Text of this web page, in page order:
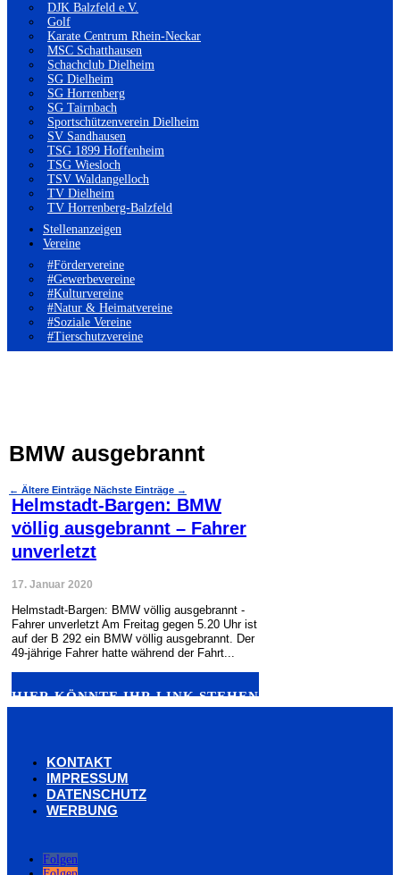
DJK Balzfeld e.V.
Golf
Karate Centrum Rhein-Neckar
MSC Schatthausen
Schachclub Dielheim
SG Dielheim
SG Horrenberg
SG Tairnbach
Sportschützenverein Dielheim
SV Sandhausen
TSG 1899 Hoffenheim
TSG Wiesloch
TSV Waldangelloch
TV Dielheim
TV Horrenberg-Balzfeld
Stellenanzeigen
Vereine
#Fördervereine
#Gewerbevereine
#Kulturvereine
#Natur & Heimatvereine
#Soziale Vereine
#Tierschutzvereine
BMW ausgebrannt
← Ältere Einträge Nächste Einträge →
Helmstadt-Bargen: BMW
völlig ausgebrannt – Fahrer
unverletzt
17. Januar 2020
Helmstadt-Bargen: BMW völlig ausgebrannt -
Fahrer unverletzt Am Freitag gegen 5.20 Uhr ist
auf der B 292 ein BMW völlig ausgebrannt. Der
49-jährige Fahrer hatte während der Fahrt...
HIER KÖNNTE IHR LINK STEHEN
KONTAKT
IMPRESSUM
DATENSCHUTZ
WERBUNG
Folgen